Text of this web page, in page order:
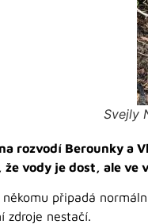
Svejly
rozvodí Berounky a
že vody je dost, ale ve
někomu připadá
zdroje nestačí.